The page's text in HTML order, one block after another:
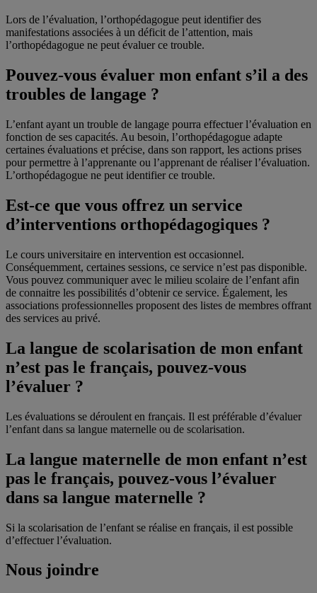
Lors de l’évaluation, l’orthopédagogue peut identifier des
manifestations associées à un déficit de l’attention, mais
l’orthopédagogue ne peut évaluer ce trouble.
Pouvez-vous évaluer mon enfant s’il a des
troubles de langage ?
L’enfant ayant un trouble de langage pourra effectuer l’évaluation en
fonction de ses capacités. Au besoin, l’orthopédagogue adapte
certaines évaluations et précise, dans son rapport, les actions prises
pour permettre à l’apprenante ou l’apprenant de réaliser l’évaluation.
L’orthopédagogue ne peut identifier ce trouble.
Est-ce que vous offrez un service
d’interventions orthopédagogiques ?
Le cours universitaire en intervention est occasionnel.
Conséquemment, certaines sessions, ce service n’est pas disponible.
Vous pouvez communiquer avec le milieu scolaire de l’enfant afin
de connaitre les possibilités d’obtenir ce service. Également, les
associations professionnelles proposent des listes de membres offrant
des services au privé.
La langue de scolarisation de mon enfant
n’est pas le français, pouvez-vous
l’évaluer ?
Les évaluations se déroulent en français. Il est préférable d’évaluer
l’enfant dans sa langue maternelle ou de scolarisation.
La langue maternelle de mon enfant n’est
pas le français, pouvez-vous l’évaluer
dans sa langue maternelle ?
Si la scolarisation de l’enfant se réalise en français, il est possible
d’effectuer l’évaluation.
Nous joindre